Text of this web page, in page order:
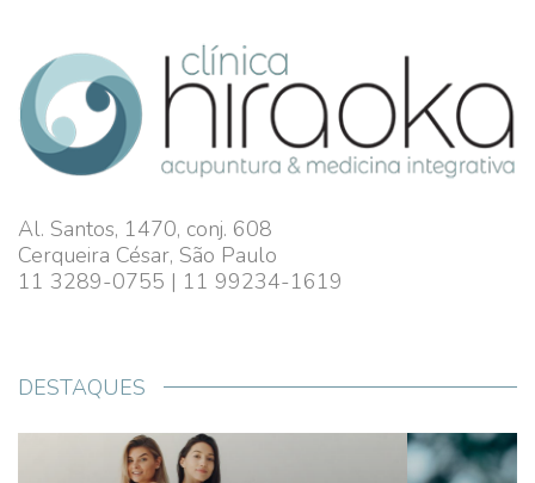
Al. Santos, 1470, conj. 608
Cerqueira César, São Paulo
11 3289-0755 | 11 99234-1619
DESTAQUES